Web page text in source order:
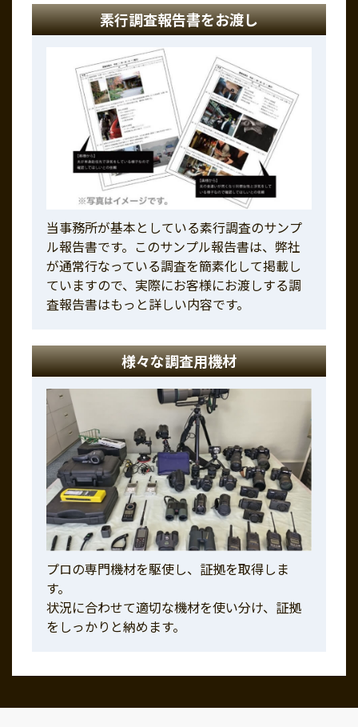
素行調査報告書をお渡し
当事務所が基本としている素行調査のサンプ
ル報告書です。このサンプル報告書は、弊社
が通常行なっている調査を簡素化して掲載し
ていますので、実際にお客様にお渡しする調
査報告書はもっと詳しい内容です。
様々な調査用機材
プロの専門機材を駆使し、証拠を取得しま
す。
状況に合わせて適切な機材を使い分け、証拠
をしっかりと納めます。